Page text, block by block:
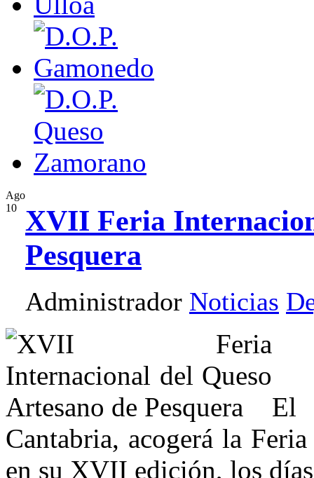
Ago
10
XVII Feria
Pesquera
Administrador Noticias
El
Cantabria, acogerá la
en su XVII edición, los